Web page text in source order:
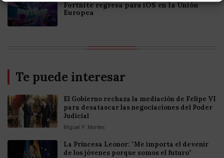
Fortnite regresa para iOS en la Unión
Europea
Te puede interesar
El Gobierno rechaza la mediación de Felipe VI
para desatascar las negociaciones del Poder
Judicial
Miguel P. Montes
La Princesa Leonor: "Me importa el devenir
de los jóvenes porque somos el futuro"